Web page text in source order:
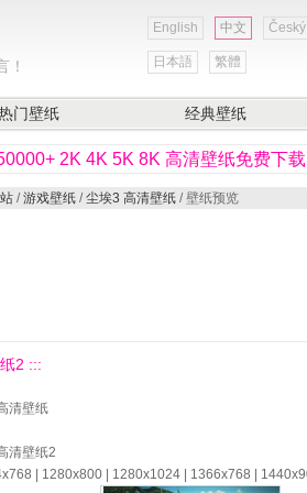
！
English 中文 Český
日本語 繁體
门壁纸 经典壁纸
2K 4K 5K 8K 高清壁纸免费下载
/游戏壁纸 /尘埃3 高清壁纸 / 壁纸预览
2 :::
清壁纸
清壁纸2
| 1280x800 | 1280x1024 | 1366x768 |